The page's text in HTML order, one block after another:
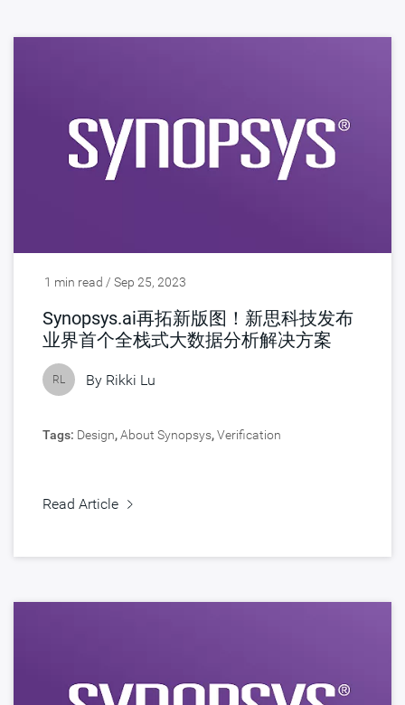
1 min read / Sep 25, 2023
Synopsys.ai再拓新版图！新思科技发布
业界首个全栈式大数据分析解决方案
RL By Rikki Lu
Tags: Design,About Synopsys,Verification
Read Article